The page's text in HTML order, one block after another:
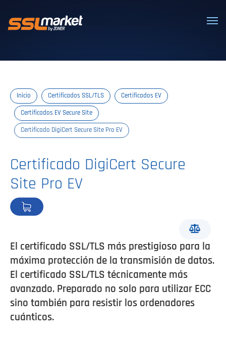
Certificados SSL/TLS confiables
Inicio Certificados SSL/TLS Certificados EV
Certificados EV Secure Site
Certificado DigiCert Secure Site Pro EV
Certificado DigiCert Secure
Site Pro EV
El certificado SSL/TLS más prestigioso para la
máxima protección de la transmisión de datos.
El certificado SSL/TLS técnicamente más
avanzado. Preparado no solo para utilizar ECC
sino también para resistir los ordenadores
cuánticos.